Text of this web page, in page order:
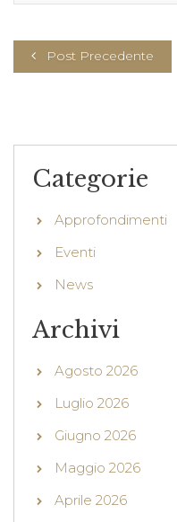
Post Precedente
Categorie
Approfondimenti
Eventi
News
Archivi
Agosto 2026
Luglio 2026
Giugno 2026
Maggio 2026
Aprile 2026